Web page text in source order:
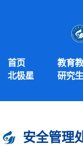
首页 教育
北极星
研究生
安全管理